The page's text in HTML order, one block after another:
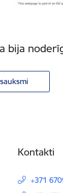
bija
Kontakti
+371